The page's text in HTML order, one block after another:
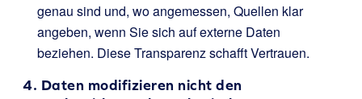
genau sind und, wo angemessen, Quellen klar
angeben, wenn Sie sich auf externe Daten
beziehen. Diese Transparenz schafft Vertrauen.
4. Daten modifizieren nicht den